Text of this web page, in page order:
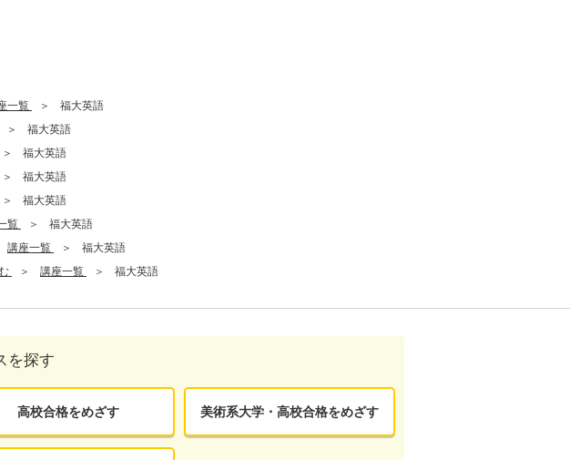
一覧
福大英語
福大英語
福大英語
福大英語
福大英語
覧
福大英語
講座一覧
福大英語
講座一覧 福大英語
を探す
高校合格をめざす 美術系大学・高校合格をめざす